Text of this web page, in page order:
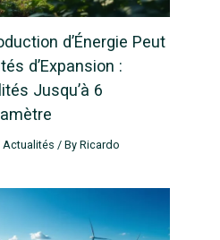
d’Énergie Peut
d’Expansion :
Jusqu’à 6
Actualités / ByRicardo